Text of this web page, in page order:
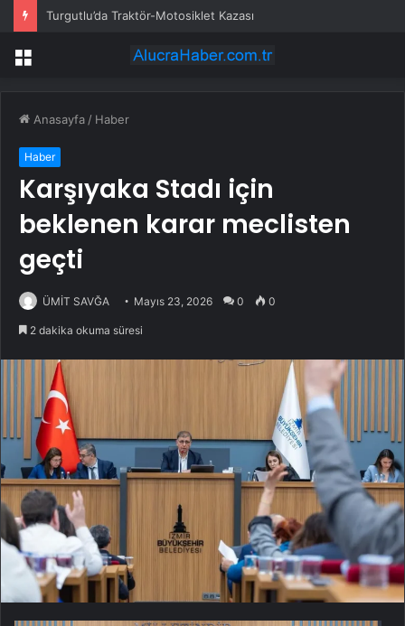
Turgutlu’da Traktör-Motosiklet Kazası
Menü
Anasayfa / Haber
Haber
Karşıyaka Stadı için
beklenen karar meclisten
geçti
ÜMİT SAVĞA Mayıs 23, 2026 0 0
2 dakika okuma süresi